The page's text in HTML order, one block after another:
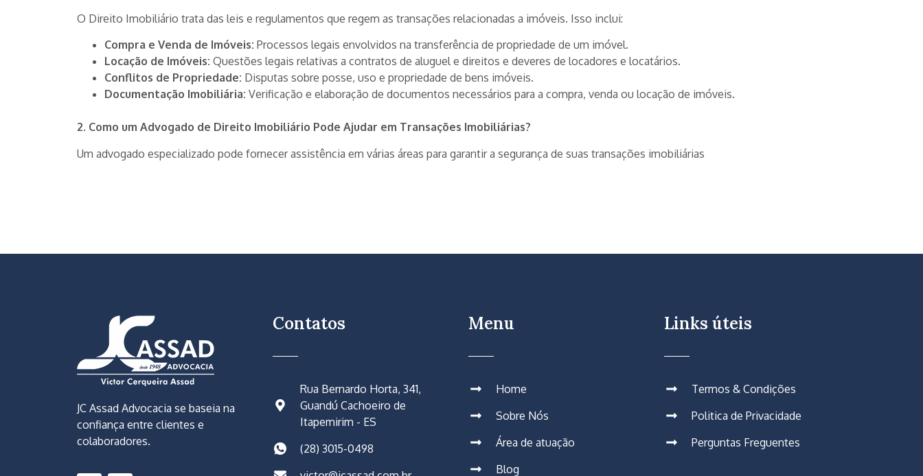
O Direito Imobiliário trata das leis e regulamentos que regem as transações relacionadas a imóveis. Isso inclui:
Compra e Venda de Imóveis: Processos legais envolvidos na transferência de propriedade de um imóvel.
Locação de Imóveis: Questões legais relativas a contratos de aluguel e direitos e deveres de locadores e locatários.
Conflitos de Propriedade: Disputas sobre posse, uso e propriedade de bens imóveis.
Documentação Imobiliária: Verificação e elaboração de documentos necessários para a compra, venda ou locação de imóveis.
2. Como um Advogado de Direito Imobiliário Pode Ajudar em Transações Imobiliárias?
Um advogado especializado pode fornecer assistência em várias áreas para garantir a segurança de suas transações imobiliárias
JC Assad Advocacia se baseia na
confiança entre clientes e
colaboradores.
Contatos
Rua Bernardo Horta, 341,
Guandú Cachoeiro de
Itapemirim - ES
(28) 3015-0498
Menu
Home
Sobre Nós
Área de atuação
Blog
Links úteis
Termos & Condições
Politica de Privacidade
Perguntas Freguentes